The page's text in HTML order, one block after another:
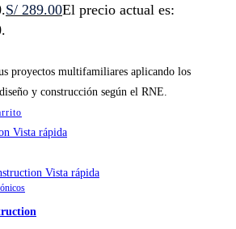
S/ 289.00El precio actual es:
proyectos multifamiliares aplicando los
y construcción según el RNE.
Vista rápida
Vista rápida